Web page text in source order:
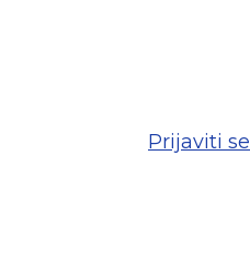
Prijaviti se